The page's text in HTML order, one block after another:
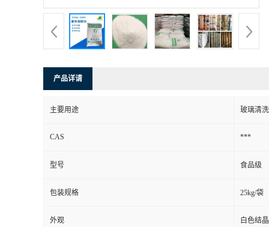
产品详请
主要用途 玻璃清
CAS ***
型号 食品级
包装规格 25kg/袋
外观 白色结